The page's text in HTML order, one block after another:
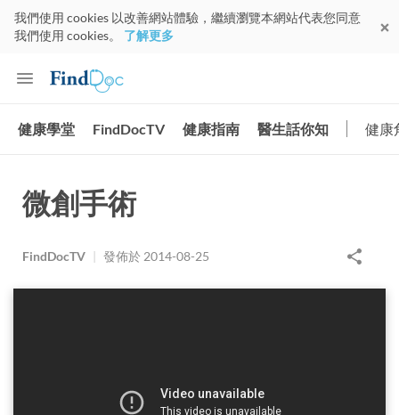
我們使用 cookies 以改善網站體驗，繼續瀏覽本網站代表您同意
我們使用 cookies。 了解更多
健康學堂 FindDocTV 健康指南 醫生話你知 健康
微創手術
FindDocTV | 發佈於 2014-08-25